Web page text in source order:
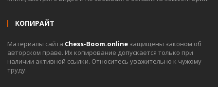
КОПИРАЙТ
Материалы сайта Chess-Boom.online защищены законом об
авторском праве. Их копирование допускается только при
наличии активной ссылки. Относитесь уважительно к чужому
труду.